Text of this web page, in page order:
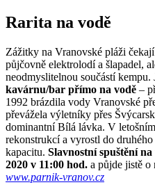
Rarita na vodě
Zážitky na Vranovské pláži
půjčovně elektrolodí a šlapadel,
neodmyslitelnou součástí
kavárnu/bar přímo na vodě –
1992 brázdila vody Vranovské
převážela výletníky přes
dominantní Bílá lávka. V
rekonstrukcí a vyrostl do
kapacitu. Slavnostní spuštění
2020 v 11:00 hod. a půjde jistě o
www.parnik-vranov.cz